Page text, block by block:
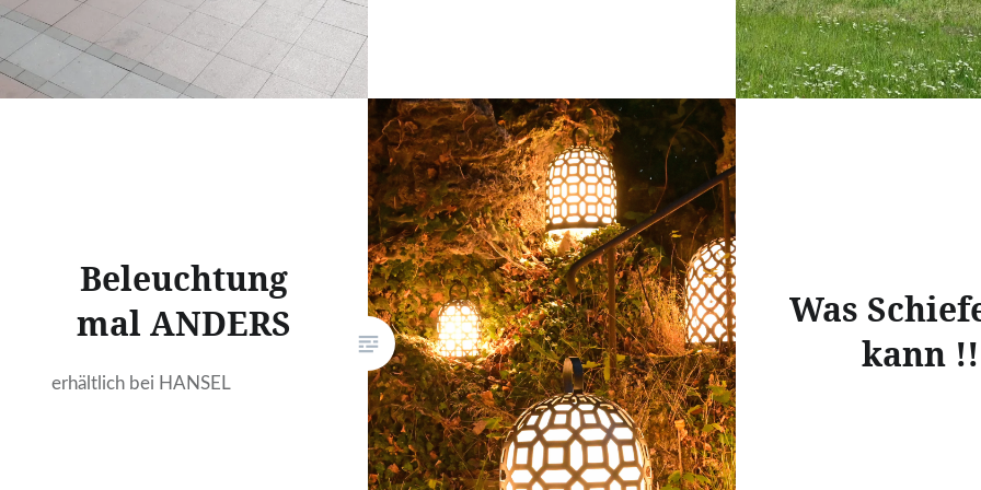
Beleuchtung
mal ANDERS
erhältlich bei HANSEL
Was
kann !!